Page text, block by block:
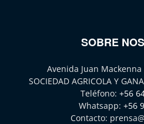
SOBRE
Avenida Juan
SOCIEDAD AGRICOLA Y
Teléfono: +56
Whatsapp: +56
Contacto: